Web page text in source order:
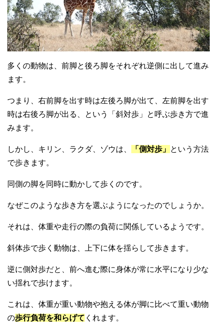
多くの動物は、前脚と後ろ脚をそれぞれ逆側に出して進み
ます。
つまり、右前脚を出す時は左後ろ脚が出て、左前脚を出す
時は右後ろ脚が出る、という「斜対歩」と呼ぶ歩き方で進
みます。
しかし、キリン、ラクダ、ゾウは、 「側対歩」 という方法
で歩きます。
同側の脚を同時に動かして歩くのです。
なぜこのような歩き方を選ぶようになったのでしょうか。
それは、体重や走行の際の負荷に関係しているようです。
斜体歩で歩く動物は、上下に体を揺らして歩きます。
逆に側対歩だと、前へ進む際に身体が常に水平になり少な
い揺れで歩けます。
これは、体重が重い動物や抱える体が脚に比べて重い動物
の歩行負荷を和らげて くれます。